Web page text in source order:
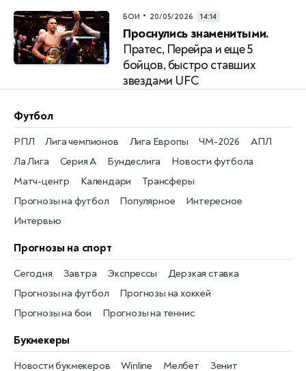
БОИ • 20/05/2026 14:14
Проснулись знаменитыми.
Пратес, Перейра и еще 5
бойцов, быстро ставших
звездами UFС
Футбол
Новости футбола
РПЛ
Матч-центр
Лига чемпионов
Календари
Лига Европы
Трансферы
ЧМ-2026
Прогнозы на футбол
АПЛ
Популярное
Ла Лига
Интересное
Серия А
Интервью
Бундеслига
Прогнозы на спорт
Прогнозы на футбол
Сегодня
Прогнозы на хоккей
Завтра
Прогнозы на бои
Экспрессы
Прогнозы на теннис
Дерзкая ставка
Букмекеры
Новости букмекеров
Winline
Мелбет
Зенит